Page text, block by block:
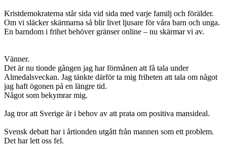
Kristdemokraterna står sida vid sida med varje familj och förälder.
Om vi släcker skärmarna så blir livet ljusare för våra barn och unga.
En barndom i frihet behöver gränser online – nu skärmar vi av.
Vänner.
Det är nu tionde gången jag har förmånen att få tala under
Almedalsveckan. Jag tänkte därför ta mig friheten att tala om något
jag haft ögonen på en längre tid.
Något som bekymrar mig.
Jag tror att Sverige är i behov av att prata om positiva mansideal.
Svensk debatt har i årtionden utgått från mannen som ett problem.
Det har lett oss fel.